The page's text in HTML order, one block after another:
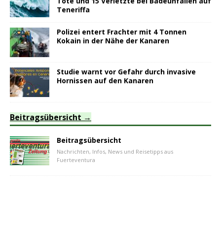
Teneriffa
Polizei entert Frachter mit 4 Tonnen
Kokain in der Nähe der Kanaren
Studie warnt vor Gefahr durch invasive
Hornissen auf den Kanaren
Beitragsübersicht
Beitragsübersicht
Nachrichten, Infos, News und Reisetipps aus
Fuerteventura